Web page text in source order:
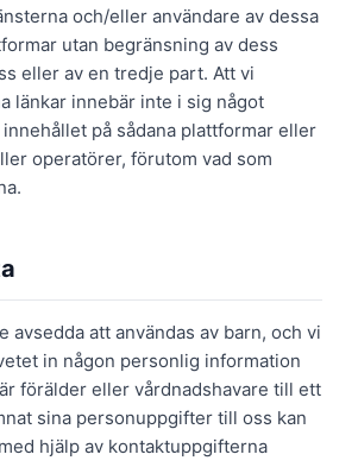
och/eller användare av dessa
utan begränsning av dess
eller av en tredje part. Att vi
länkar innebär inte i sig något
på sådana plattformar eller
operatörer, förutom vad som
avsedda att användas av barn, och vi
in någon personlig information
förälder eller vårdnadshavare till ett
sina personuppgifter till oss kan
hjälp av kontaktuppgifterna